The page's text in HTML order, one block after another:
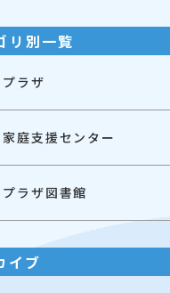
リ別一覧
ラザ
庭支援センター
ラザ図書館
イブ